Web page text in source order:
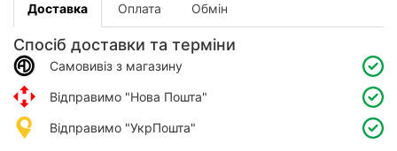
Доставка Оплата Обмін
Спосіб доставки та терміни
Самовивіз з магазину
Відправимо "Нова Пошта"
Відправимо "УкрПошта"